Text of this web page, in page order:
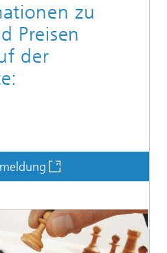
zu
Preisen
der